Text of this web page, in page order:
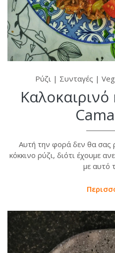
Ρύζι | Συνταγές |
Καλοκαιρινό
Αυτή την φορά δεν θα σας
κόκκινο ρύζι, διότι έχουμε
με αυτό